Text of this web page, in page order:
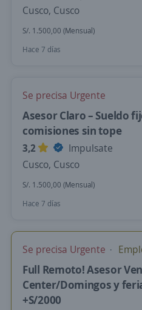
Cusco, Cusco
S/. 1.500,00 (Mensual)
Hace 7 días
Se precisa Urgente
Asesor Claro – Sueldo
comisiones sin tope
3,2
Impulsate
Cusco, Cusco
S/. 1.500,00 (Mensual)
Hace 7 días
Se precisa Urgente
Full Remoto! Asesor
Center/Domingos y
+S/2000